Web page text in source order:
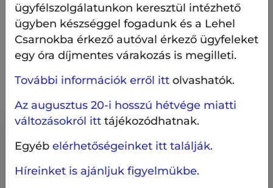
Ez is érdekelheti
ügyfélszolgálatunkon keresztül intézhető
ügyben készséggel fogadunk és a Lehel
Csarnokba érkező autóval érkező ügyfeleket
egy óra díjmentes várakozás is megilleti.
További információk erről ittolvashatók.
Az augusztus 20-i hosszú hétvége miatti
változásokról itttájékozódhatnak.
Egyéb elérhetőségeinket itt találják.
Híreinket is ajánljuk figyelmükbe.